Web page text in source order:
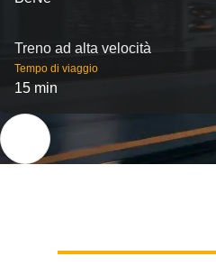
Treno ad alta velocità
Tempo di viaggio
15 min